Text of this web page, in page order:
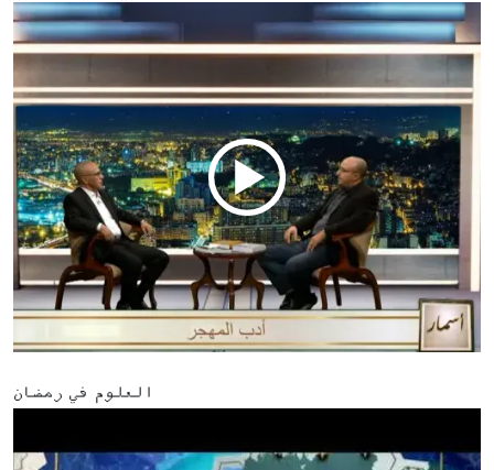
العلوم في رمضان